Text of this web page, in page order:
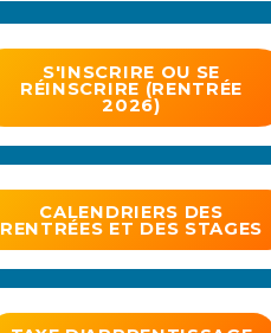
S'INSCRIRE OU SE
RÉINSCRIRE (RENTRÉE
2026)
CALENDRIERS DES
RENTRÉES ET DES STAGES